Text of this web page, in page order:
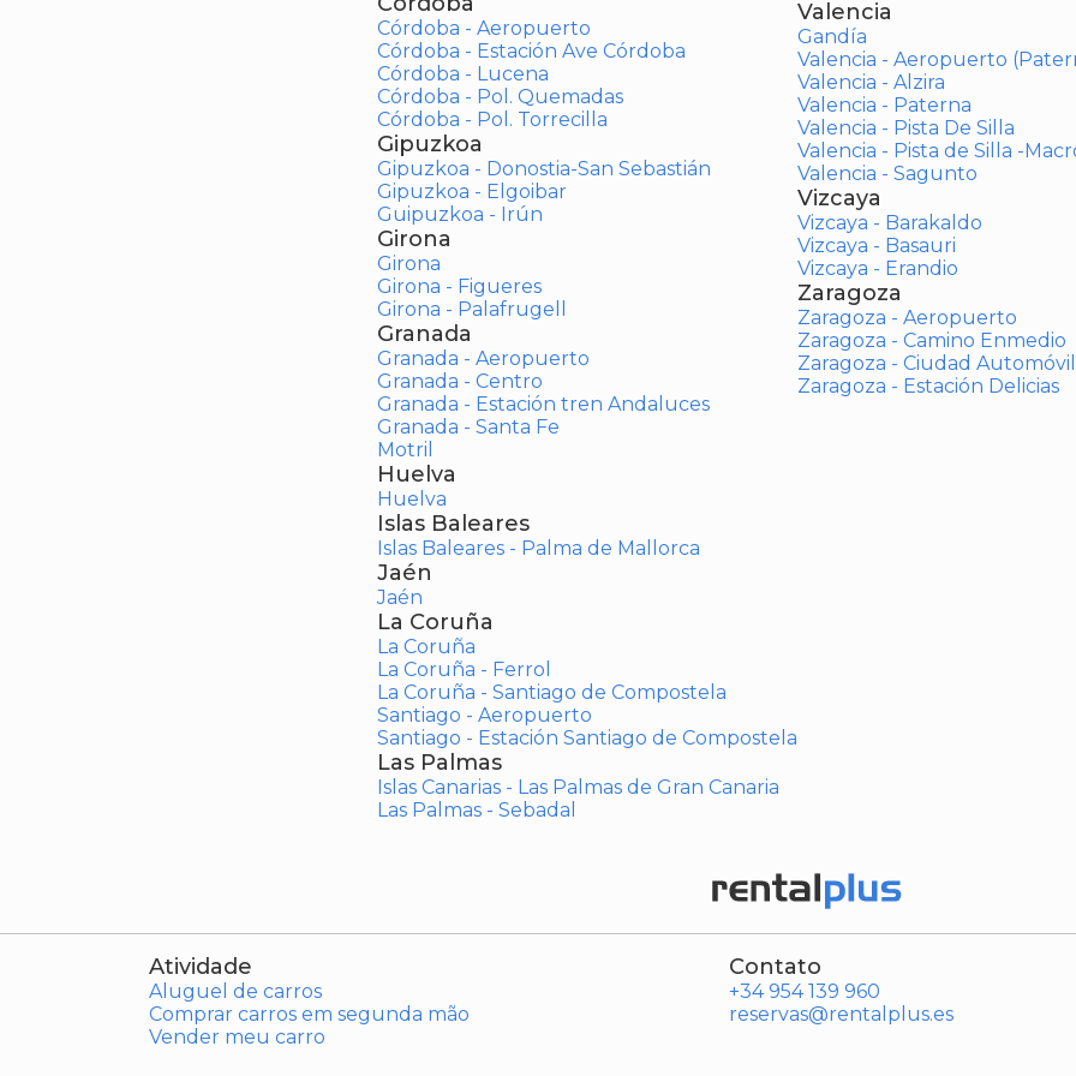
Córdoba - Aeropuerto
Córdoba - Estación Ave Córdoba
Córdoba - Lucena
Córdoba - Pol. Quemadas
Córdoba - Pol. Torrecilla
Gipuzkoa
Gipuzkoa - Donostia-San Sebastián
Gipuzkoa - Elgoibar
Guipuzkoa - Irún
Girona
Girona
Girona - Figueres
Girona - Palafrugell
Granada
Granada - Aeropuerto
Granada - Centro
Granada - Estación tren Andaluces
Granada - Santa Fe
Motril
Huelva
Huelva
Islas Baleares
Islas Baleares - Palma de Mallorca
Jaén
Jaén
La Coruña
La Coruña
La Coruña - Ferrol
La Coruña - Santiago de Compostela
Santiago - Aeropuerto
Santiago - Estación Santiago de Compostela
Las Palmas
Islas Canarias - Las Palmas de Gran Canaria
Las Palmas - Sebadal
Valencia
Gandía
Valencia - Aeropuerto
Valencia - Alzira
Valencia - Paterna
Valencia - Pista De Silla
Valencia - Pista de Silla -
Valencia - Sagunto
Vizcaya
Vizcaya - Barakaldo
Vizcaya - Basauri
Vizcaya - Erandio
Zaragoza
Zaragoza - Aeropuerto
Zaragoza - Camino Enmedio
Zaragoza - Ciudad Automóvil
Zaragoza - Estación Delicias
Atividade
Aluguel de carros
Comprar carros em segunda mão
Vender meu carro
Contato
+34 954 139 960
reservas@rentalplus.es